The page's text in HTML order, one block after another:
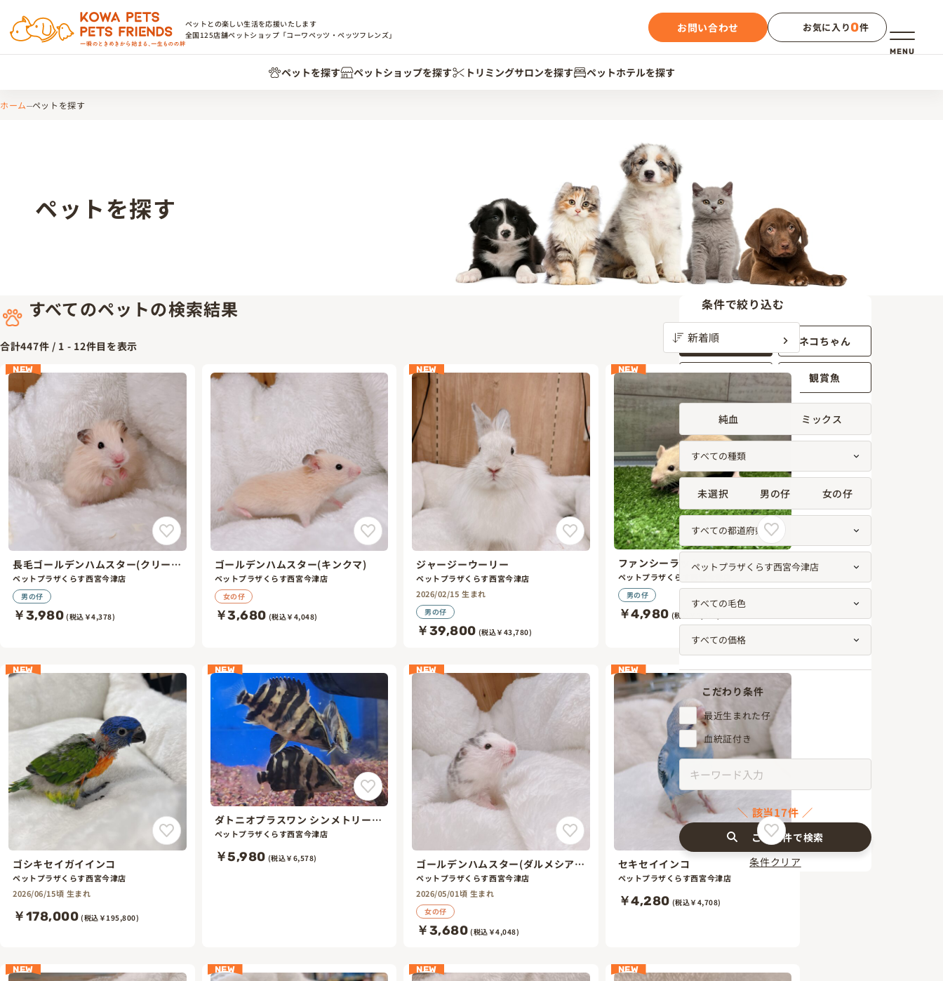
メニュー
MENU
ペットとの楽しい生活を応援いたします
全国125店舗ペットショップ「コーワペッツ・ペッツフレンズ」
お問い合わせ お気に入り0件
ペットを探す ペットショップを探す トリミングサロンを探す ペットホテルを探す
ホーム ペットを探す
ペットを探す
すべてのペットの検索結果
合計447件 / 1 - 12件目を表示
NEW
長毛ゴールデンハムスター(クリー
ム)
ペットプラザくらす西宮今津店
男の仔
￥3,980 (税込￥4,378)
ゴールデンハムスター(キンクマ)
ペットプラザくらす西宮今津店
女の仔
￥3,680 (税込￥4,048)
NEW
ジャージーウーリー
ペットプラザくらす西宮今津店
2026/02/15 生まれ
男の仔
￥39,800 (税込￥43,780)
NEW
ファンシーラット
ペットプラザくらす西宮今津店
男の仔
￥4,980 (税込￥5,478)
NEW
ゴシキセイガイインコ
ペットプラザくらす西宮今津店
2026/06/15頃 生まれ
￥178,000 (税込￥195,800)
NEW
ダトニオプラスワン シンメトリーバ
ンド
ペットプラザくらす西宮今津店
￥5,980 (税込￥6,578)
NEW
ゴールデンハムスター(ダルメシア
ン)
ペットプラザくらす西宮今津店
2026/05/01頃 生まれ
女の仔
￥3,680 (税込￥4,048)
NEW
セキセイインコ
ペットプラザくらす西宮今津店
￥4,280 (税込￥4,708)
NEW NEW NEW NEW
条件で絞り込む
ワンちゃん ネコちゃん
小動物 観賞魚
純血 ミックス
未選択 男の仔 女の仔
こだわり条件
最近生まれた仔
血統証付き
該当17件
この条件で検索
条件クリア